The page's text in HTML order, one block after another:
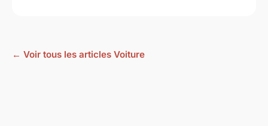
← Voir tous les articles Voiture